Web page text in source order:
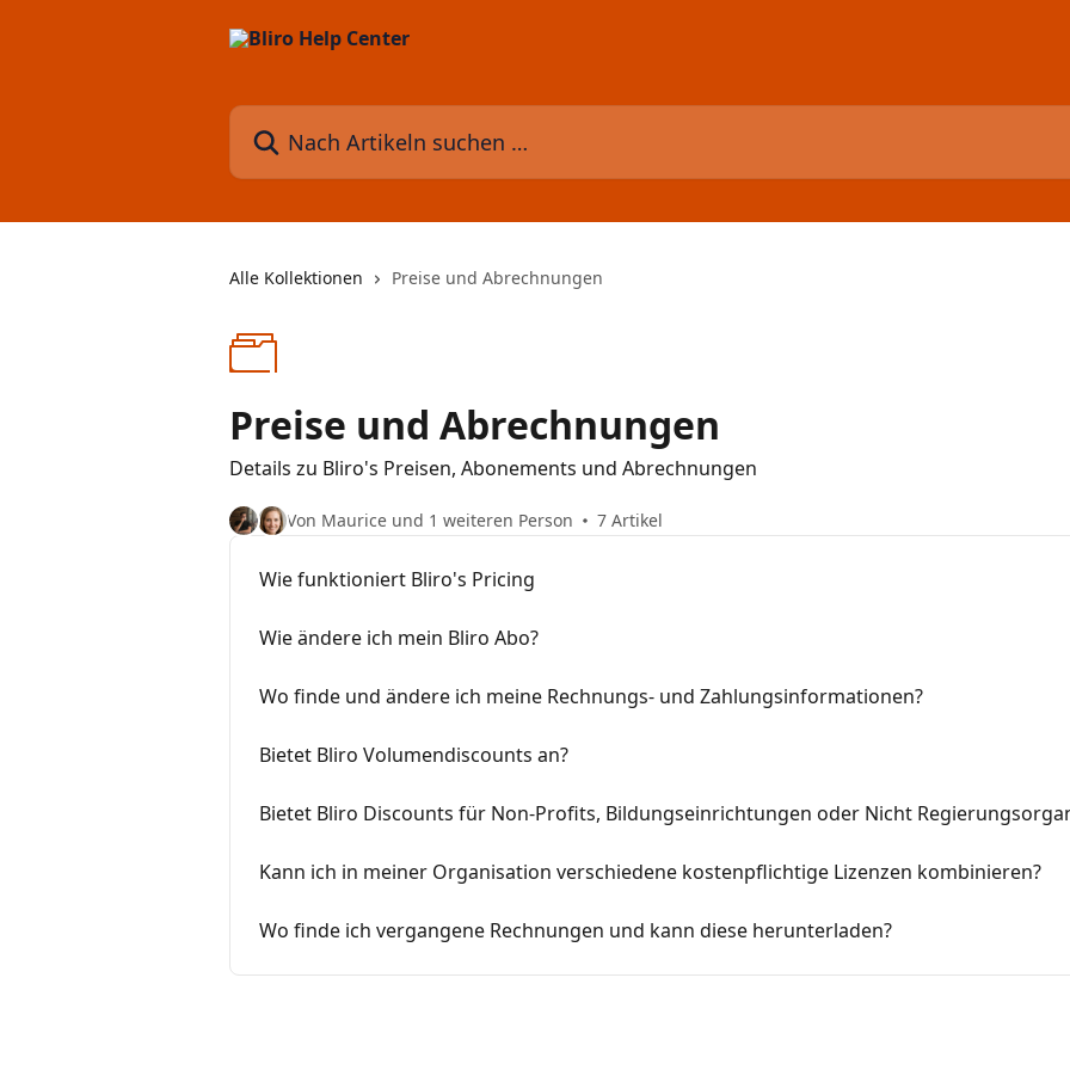
Nach Artikeln suchen …
Alle Kollektionen Preise und Abrechnungen
Preise und Abrechnungen
Details zu Bliro's Preisen, Abonements und Abrechnungen
Von Maurice und 1 weiteren Person 7 Artikel
Wie funktioniert Bliro's Pricing
Wie ändere ich mein Bliro Abo?
Wo finde und ändere ich meine Rechnungs- und Zahlungsinformationen?
Bietet Bliro Volumendiscounts an?
Bietet Bliro Discounts für Non-Profits, Bildungseinrichtungen oder Nicht
Kann ich in meiner Organisation verschiedene kostenpflichtige Lizenzen kombinieren?
Wo finde ich vergangene Rechnungen und kann diese herunterladen?